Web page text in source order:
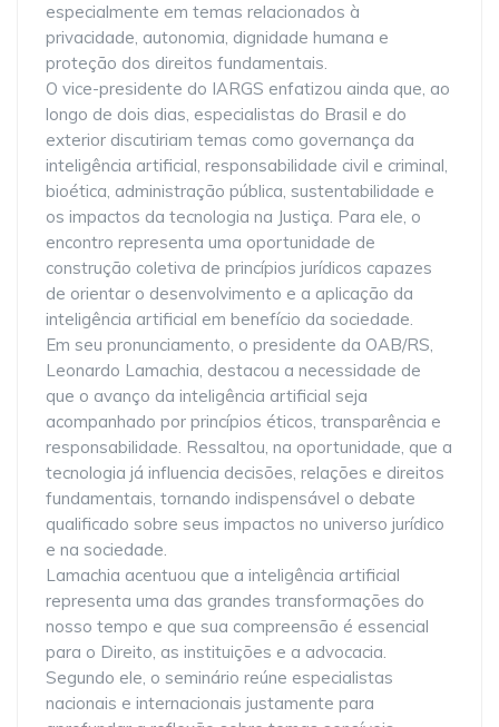
especialmente em temas relacionados à
privacidade, autonomia, dignidade humana e
proteção dos direitos fundamentais.
O vice-presidente do IARGS enfatizou ainda que, ao
longo de dois dias, especialistas do Brasil e do
exterior discutiriam temas como governança da
inteligência artificial, responsabilidade civil e criminal,
bioética, administração pública, sustentabilidade e
os impactos da tecnologia na Justiça. Para ele, o
encontro representa uma oportunidade de
construção coletiva de princípios jurídicos capazes
de orientar o desenvolvimento e a aplicação da
inteligência artificial em benefício da sociedade.
Em seu pronunciamento, o presidente da OAB/RS,
Leonardo Lamachia, destacou a necessidade de
que o avanço da inteligência artificial seja
acompanhado por princípios éticos, transparência e
responsabilidade. Ressaltou, na oportunidade, que a
tecnologia já influencia decisões, relações e direitos
fundamentais, tornando indispensável o debate
qualificado sobre seus impactos no universo jurídico
e na sociedade.
Lamachia acentuou que a inteligência artificial
representa uma das grandes transformações do
nosso tempo e que sua compreensão é essencial
para o Direito, as instituições e a advocacia.
Segundo ele, o seminário reúne especialistas
nacionais e internacionais justamente para